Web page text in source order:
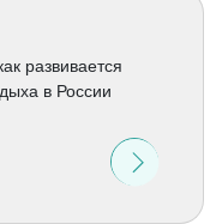
развивается
в России